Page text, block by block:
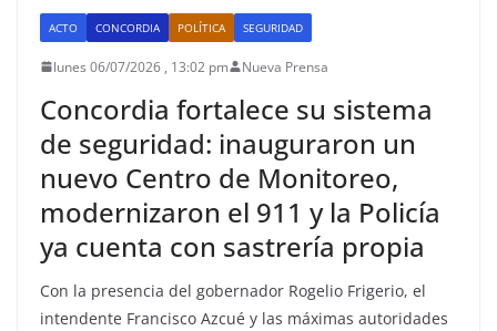
ACTO CONCORDIA POLÍTICA SEGURIDAD
lunes 06/07/2026 , 13:02 pm Nueva Prensa
Concordia fortalece su sistema
de seguridad: inauguraron un
nuevo Centro de Monitoreo,
modernizaron el 911 y la Policía
ya cuenta con sastrería propia
Con la presencia del gobernador Rogelio Frigerio, el
intendente Francisco Azcué y las máximas autoridades